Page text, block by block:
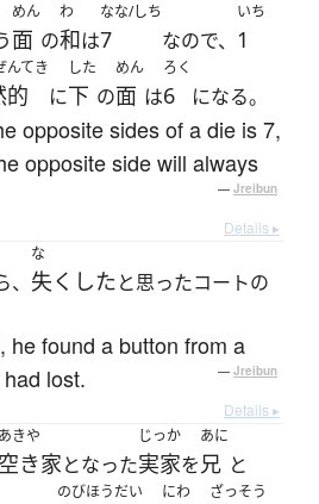
めん
面 の
わ
和は
なな/しち
7 なので、
いち
1
んてき
的 に
した
下 の
めん
面 は
ろく
6 になる。
opposite sides of a die is 7,
opposite side will always
— Jreibun
Details ▸
な
失くしたと思ったコートの
he found a button from a
lost.
— Jreibun
Details ▸
あきや
空き家となった
じっか
実家を
あに
兄 と
のびほうだい にわ ざっそう